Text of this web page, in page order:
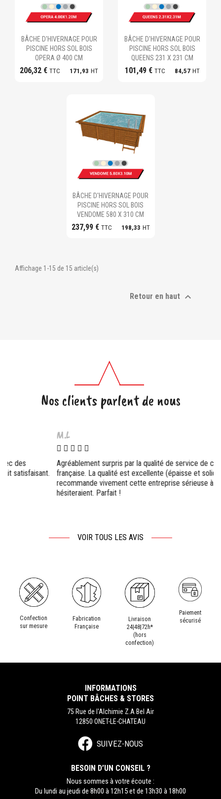
Ajouter au panier
BÂCHE D'HIVERNAGE POUR
PISCINE HORS SOL BOIS
OPERA Ø 400 CM
206,32 € TTC 171,93 HT
Ajouter au panier
BÂCHE D'HIVERNAGE POUR
PISCINE HORS SOL BOIS
QUEENS 231 X 231 CM
101,49 € TTC 84,57 HT
Ajouter au panier
BÂCHE D'HIVERNAGE POUR
PISCINE HORS SOL BOIS
VENDOME 580 X 310 CM
237,99 € TTC 198,33 HT
Affichage 1-15 de 15 article(s)
Retour en haut 
Nos clients parlent de nous
Agréablement surpris par la qualité de service de cette entreprise
française. La qualité est excellente (épaisse et solide). Je
recommande vivement cette entreprise sérieuse à tout ceux qui
hésiteraient. Parfait !
VOIR TOUS LES AVIS
Confection
sur mesure
Fabrication
Française
Livraison
24|48|72h*
(hors
confection)
Paiement
sécurisé
INFORMATIONS
POINT BÂCHES & STORES
75 Rue de l'Alchimie Z.A Bel Air
12850 ONET-LE-CHATEAU
SUIVEZ-NOUS
BESOIN D’UN CONSEIL ?
Nous sommes à votre écoute :
Du lundi au jeudi de 8h00 à 12h15 et de 13h30 à 18h00